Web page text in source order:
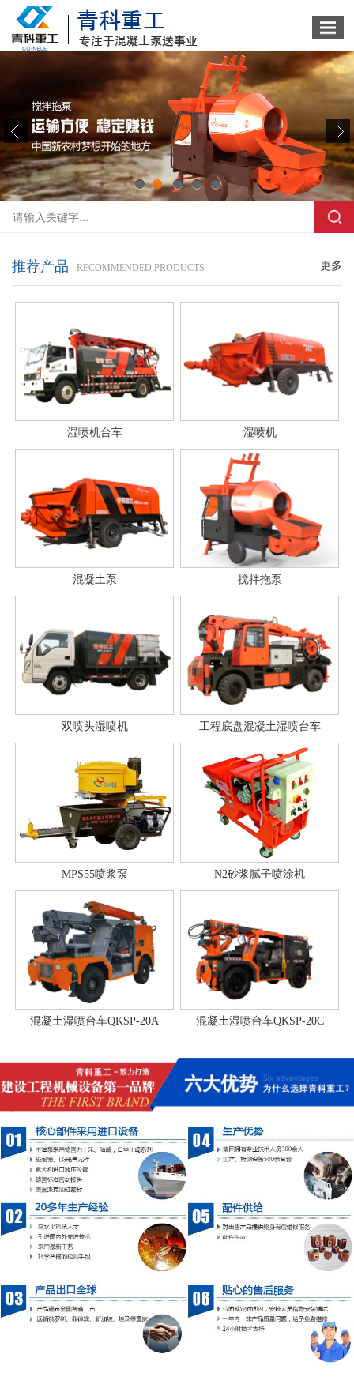
1 2 3
更多
推荐产品 RECOMMENDED PRODUCTS
湿喷机台车 湿喷机
混凝土泵 搅拌拖泵
双喷头湿喷机 工程底盘混凝土湿喷台车
MPS55喷浆泵 N2砂浆腻子喷涂机
混凝土湿喷台车QKSP-20A 混凝土湿喷台车QKSP-20C